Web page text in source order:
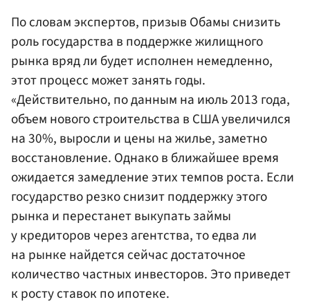
По словам экспертов, призыв Обамы снизить
роль государства в поддержке жилищного
рынка вряд ли будет исполнен немедленно,
этот процесс может занять годы.
«Действительно, по данным на июль 2013 года,
объем нового строительства в США увеличился
на 30%, выросли и цены на жилье, заметно
восстановление. Однако в ближайшее время
ожидается замедление этих темпов роста. Если
государство резко снизит поддержку этого
рынка и перестанет выкупать займы
у кредиторов через агентства, то едва ли
на рынке найдется сейчас достаточное
количество частных инвесторов. Это приведет
к росту ставок по ипотеке.